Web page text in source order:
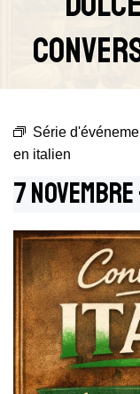
Série
en italien
7